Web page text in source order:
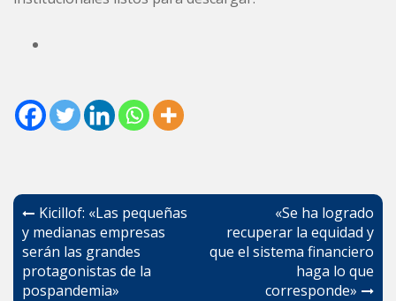
Navegación
de
entradas
Kicillof: «Las pequeñas
y medianas empresas
serán las grandes
protagonistas de la
pospandemia»
«Se ha logrado
recuperar la equidad y
que el sistema financiero
haga lo que
corresponde»